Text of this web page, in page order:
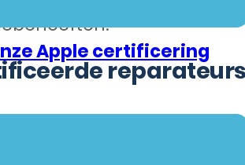
Apple certificering